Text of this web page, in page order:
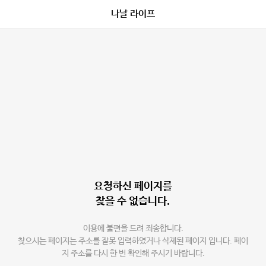
나날 라이프
요청하신 페이지를
찾을 수 없습니다.
이용에 불편을 드려 죄송합니다.
찾으시는 페이지는 주소를 잘못 입력하였거나 삭제된 페이지 입니다. 페이
지 주소를 다시 한 번 확인해 주시기 바랍니다.